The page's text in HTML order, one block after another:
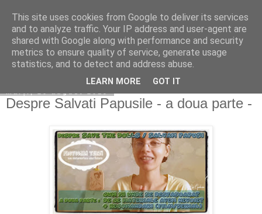
Copilarim
Despre Salvati Papusile - a doua parte -
This site uses cookies from Google to deliver its services
and to analyze traffic. Your IP address and user-agent are
shared with Google along with performance and security
metrics to ensure quality of service, generate usage
statistics, and to detect and address abuse.
LEARN MORE GOT IT